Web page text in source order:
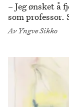
– Jeg ønsket å
som professor.
vant til å
Rasmussen,
AvYngve Sikko